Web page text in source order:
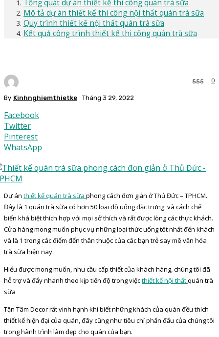
Tổng quát dự án thiết kế thi công quán trà sữa
Mô tả dự án thiết kế thi công nội thất quán trà sữa
Quy trình thiết kế nội thất quán trà sữa
Kết quả công trình thiết kế thi công quán trà sữa
By Kinhnghiemthietke Tháng 3 29, 2022
0
555
Facebook
Twitter
Pinterest
WhatsApp
Dự án thiết kế quán trà sữa phong cách đơn giản ở Thủ Đức – TPHCM.
Đây là 1 quán trà sữa có hơn 50 loại đồ uống đặc trưng, và cách chế
biến khá biệt thích hợp với mọi sở thích và rất được lòng các thực khách.
Cửa hàng mong muốn phục vụ những loại thức uống tốt nhất đến khách
và là 1 trong các điểm đến thân thuộc của các bạn trẻ say mê văn hóa
trà sữa hiện nay.
Hiểu được mong muốn, nhu cầu cấp thiết của khách hàng, chúng tôi đã
hỗ trợ và đẩy nhanh theo kịp tiến độ trong việcthiết kế nội thấtquán trà
sữa
Tận Tâm Decor rất vinh hạnh khi biết những khách của quán đều thích
thiết kế hiện đại của quán, đây cũng như tiêu chí phấn đấu của chúng tôi
trong hành trình làm đẹp cho quán của bạn.